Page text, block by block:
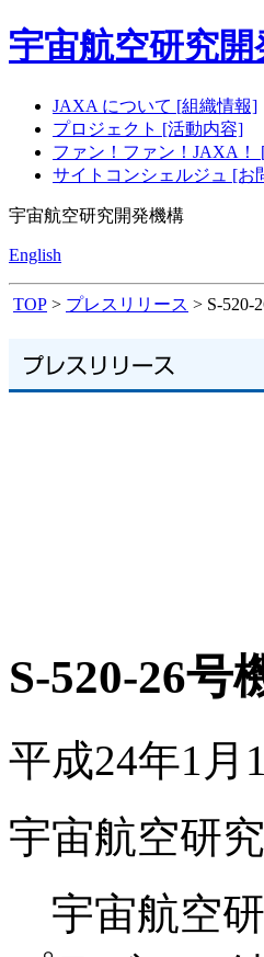
宇宙航空研究開
JAXA について [組織情報]
プロジェクト [活動内容]
ファン！ファン！JAXA！
サイトコンシェルジュ [お
宇宙航空研究開発機構
English
TOP > プレスリリース > S-520-
S-520-26号
平成24年1月
宇宙航空研
宇宙航空